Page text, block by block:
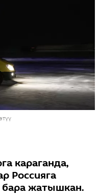
караганда,
Россияга
жатышкан.